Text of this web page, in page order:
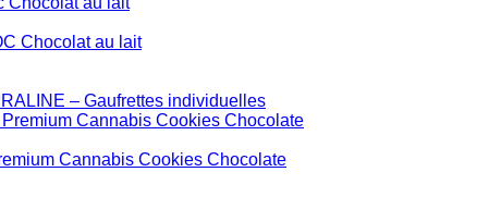
Chocolat au lait
– Gaufrettes individuelles
Cannabis Cookies Chocolate